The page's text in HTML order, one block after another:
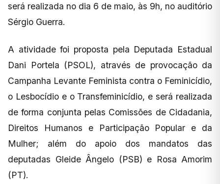
será realizada no dia 6 de maio, às 9h, no auditório
Sérgio Guerra.
A atividade foi proposta pela Deputada Estadual
Dani Portela (PSOL), através de provocação da
Campanha Levante Feminista contra o Feminicídio,
o Lesbocídio e o Transfeminicídio, e será realizada
de forma conjunta pelas Comissões de Cidadania,
Direitos Humanos e Participação Popular e da
Mulher; além do apoio dos mandatos das
deputadas Gleide Ângelo (PSB) e Rosa Amorim
(PT).